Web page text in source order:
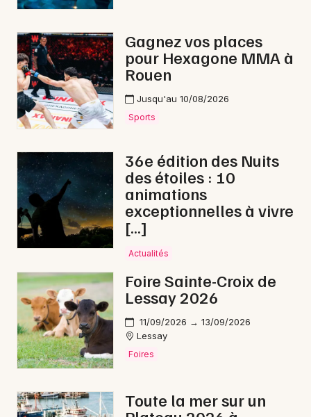
Musique classique dans la Manche
Musique classique en Basse-Normandie
Musique classique en Normandie
Newsletter des sorties
Artistes en tournée
Actus à Saint-Hilaire-du-Harcouët
Magazine à Saint-Hilaire-du-Harcouët
Gagnez vos places
pour Hexagone MMA à
Rouen
Jusqu'au 10/08/2026
Sports
36e édition des Nuits
des étoiles : 10
animations
exceptionnelles à vivre
[…]
Actualités
Foire Sainte-Croix de
Lessay 2026
11/09/2026 → 13/09/2026
Lessay
Foires
Toute la mer sur un